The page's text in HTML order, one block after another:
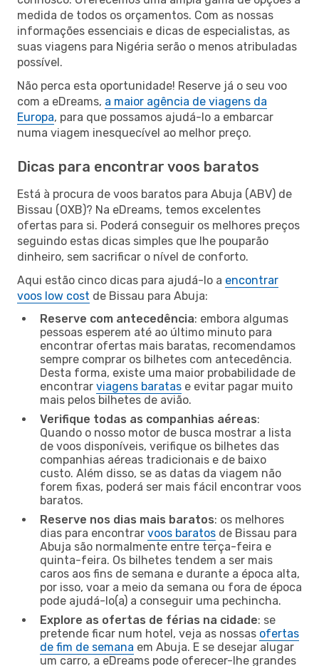
medida de todos os orçamentos. Com as nossas
informações essenciais e dicas de especialistas, as
suas viagens para Nigéria serão o menos atribuladas
possível.
Não perca esta oportunidade! Reserve já o seu voo
com a eDreams, a maior agência de viagens da
Europa, para que possamos ajudá-lo a embarcar
numa viagem inesquecível ao melhor preço.
Dicas para encontrar voos baratos
Está à procura de voos baratos para Abuja (ABV) de
Bissau (OXB)? Na eDreams, temos excelentes
ofertas para si. Poderá conseguir os melhores preços
seguindo estas dicas simples que lhe pouparão
dinheiro, sem sacrificar o nível de conforto.
Aqui estão cinco dicas para ajudá-lo a encontrar
voos low cost de Bissau para Abuja:
Reserve com antecedência: embora algumas
pessoas esperem até ao último minuto para
encontrar ofertas mais baratas, recomendamos
sempre comprar os bilhetes com antecedência.
Desta forma, existe uma maior probabilidade de
encontrar viagens baratas e evitar pagar muito
mais pelos bilhetes de avião.
Verifique todas as companhias aéreas:
Quando o nosso motor de busca mostrar a lista
de voos disponíveis, verifique os bilhetes das
companhias aéreas tradicionais e de baixo
custo. Além disso, se as datas da viagem não
forem fixas, poderá ser mais fácil encontrar voos
baratos.
Reserve nos dias mais baratos: os melhores
dias para encontrar voos baratos de Bissau para
Abuja são normalmente entre terça-feira e
quinta-feira. Os bilhetes tendem a ser mais
caros aos fins de semana e durante a época alta,
por isso, voar a meio da semana ou fora de época
pode ajudá-lo(a) a conseguir uma pechincha.
Explore as ofertas de férias na cidade: se
pretende ficar num hotel, veja as nossas ofertas
de fim de semana em Abuja. E se desejar alugar
um carro, a eDreams pode oferecer-lhe grandes